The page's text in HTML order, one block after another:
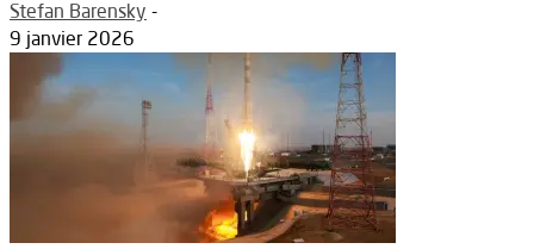
Stefan Barensky -
9 janvier 2026